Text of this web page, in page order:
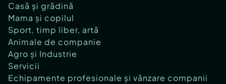
Casă și grădină
Mama și copilul
Sport, timp liber, artă
Animale de companie
Agro și Industrie
Servicii
Echipamente profesionale și vânzare companii